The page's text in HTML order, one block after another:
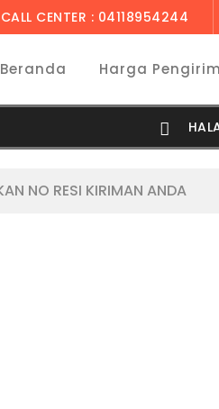
CALL CENTER : 04118954244
Beranda Harga